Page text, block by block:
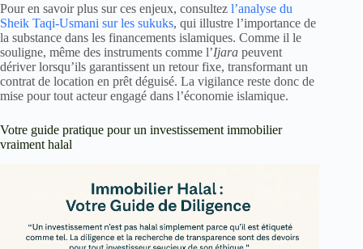
Pour en savoir plus sur ces enjeux, consultez l’analyse du
Sheik Taqi-Usmani sur les sukuks, qui illustre l’importance de
la substance dans les financements islamiques. Comme il le
souligne, même des instruments comme l’Ijara peuvent
dériver lorsqu’ils garantissent un retour fixe, transformant un
contrat de location en prêt déguisé. La vigilance reste donc de
mise pour tout acteur engagé dans l’économie islamique.
Votre guide pratique pour un investissement immobilier
vraiment halal